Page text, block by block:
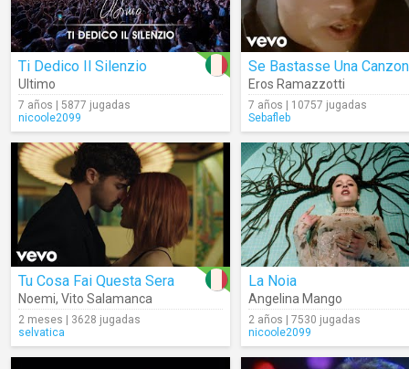
Ti Dedico Il Silenzio
Ultimo
7 años | 5877 jugadas
nicoole2099
Se Bastasse Una
Eros Ramazzotti
7 años | 10757 jugadas
Sebafleb
Tu Cosa Fai Questa Sera
Noemi, Vito Salamanca
2 meses | 3628 jugadas
selvatica
La Noia
Angelina Mango
2 años | 7530 jugadas
nicoole2099